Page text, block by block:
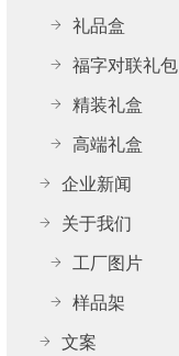
礼品盒
福字对联礼包
精装礼盒
高端礼盒
企业新闻
关于我们
工厂图片
样品架
文案